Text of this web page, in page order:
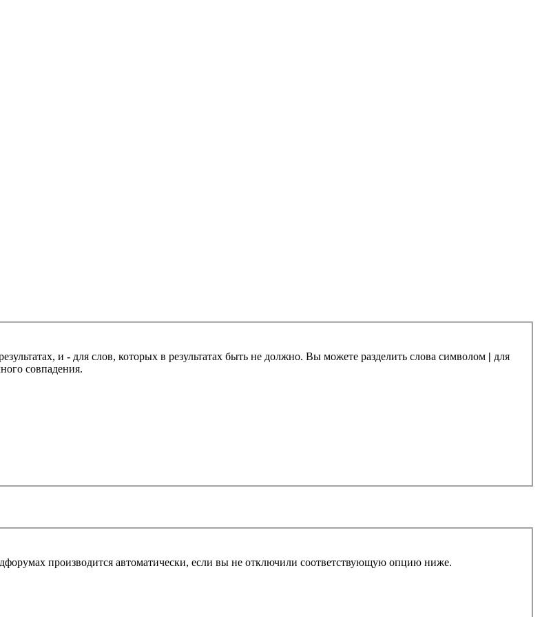
и - для слов, которых в результатах быть не должно. Вы можете разделить слова символом | для
совпадения.
производится автоматически, если вы не отключили соответствующую опцию ниже.